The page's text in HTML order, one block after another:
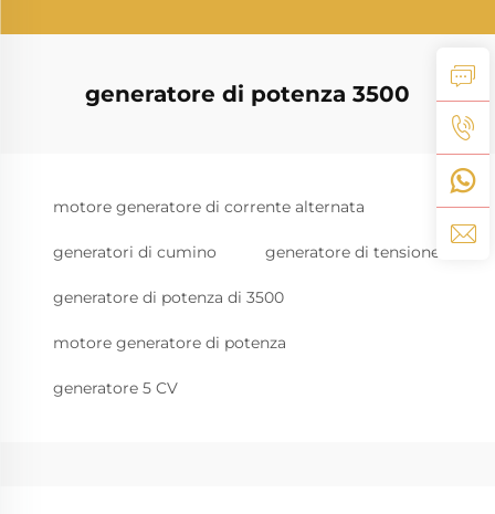
generatore di potenza 3500
motore generatore di corrente alternata
generatori di cumino generatore di tensione
generatore di potenza di 3500
motore generatore di potenza
generatore 5 CV